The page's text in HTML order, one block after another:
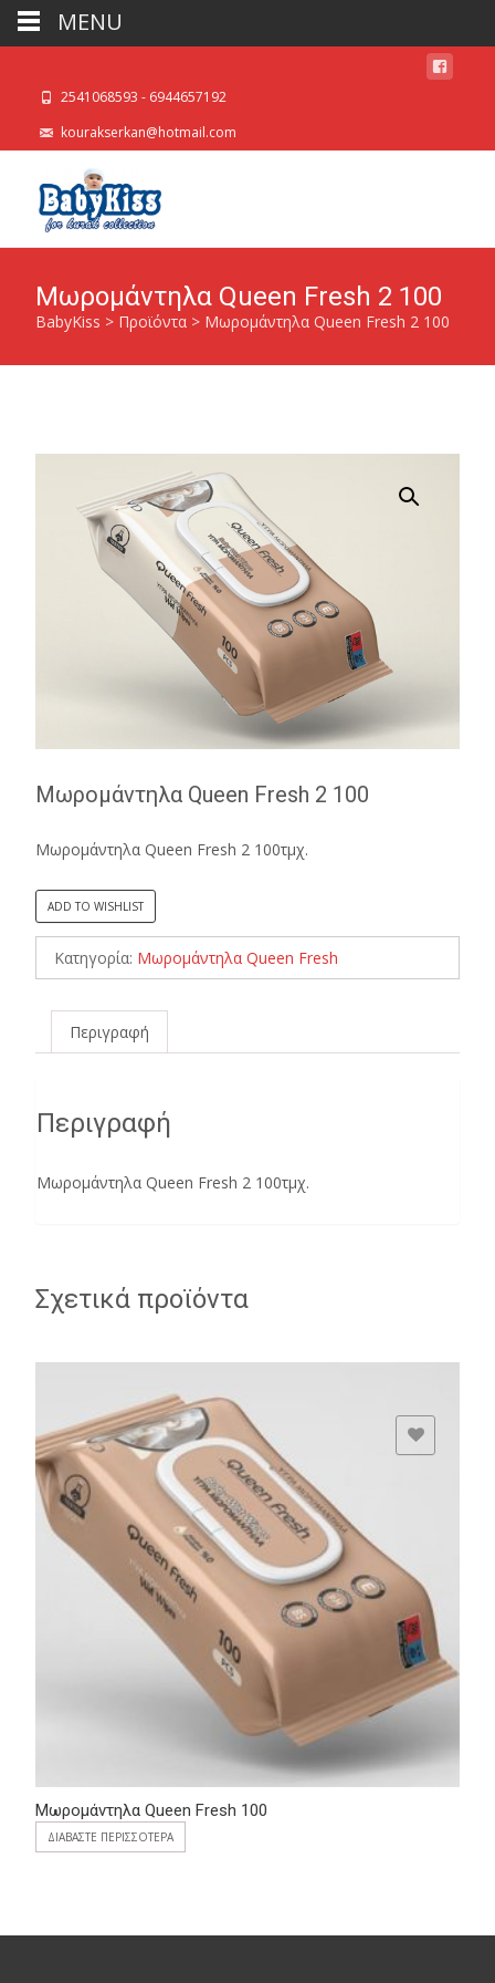
2541068593 - 6944657192
kourakserkan@hotmail.com
Μωρομάντηλα Queen Fresh 2 100
BabyKiss > Προϊόντα > Μωρομάντηλα Queen Fresh 2 100
Μωρομάντηλα Queen Fresh 2 100
Μωρομάντηλα Queen Fresh 2 100τμχ.
ADD TO WISHLIST
Κατηγορία: Μωρομάντηλα Queen Fresh
Περιγραφή
Περιγραφή
Μωρομάντηλα Queen Fresh 2 100τμχ.
Σχετικά προϊόντα
Μωρομάντηλα Queen Fresh 100
ΔΙΑΒΆΣΤΕ ΠΕΡΙΣΣΌΤΕΡΑ
ADD TO WISHLIST
MENU